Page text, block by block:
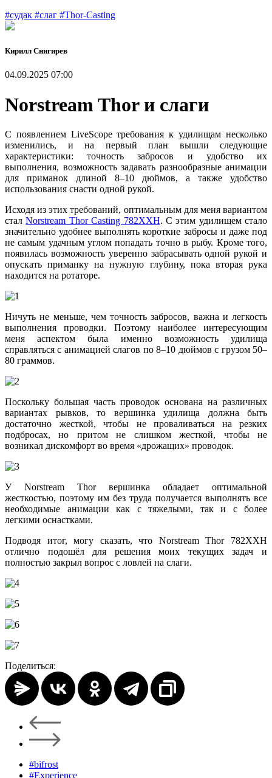
#судак #слаг #Thor-Casting
Кирилл Снигирев
04.09.2025 07:00
Norstream Thor и слаги
С появлением LiveScope требования к удилищам несколько
изменились, и на первый план вышли следующие
характеристики: точность забросов и удобство их
выполнения, возможность задавать разнообразные анимации
для приманок длиной 8–10 дюймов, а также удобство
использования снасти одной рукой.
Исходя из этих требований, оптимальным для меня вариантом
сталNorstream Thor Casting 782XXH. С этим удилищем стало
значительно удобнее выполнять короткие забросы и даже под
не самым удачным углом попадать точно в рыбу. Кроме того,
появилась возможность уверенно забрасывать одной рукой и
опускать приманку на нужную глубину, пока вторая рука
находится на ротаторе.
Ничуть не меньше, чем точность забросов, важна и легкость
выполнения проводки. Поэтому наиболее интересующим
меня аспектом была именно возможность удилища
справляться с анимацией слагов по 8–10 дюймов с грузом 50–
80 граммов.
Поскольку большая часть проводок основана на различных
вариантах рывков, то вершинка удилища должна быть
достаточно жесткой, чтобы не проваливаться на резких
подбросах, но притом не слишком жесткой, чтобы не
возникал дискомфорт во время «дрожащих» проводок.
У Norstream Thor вершинка обладает оптимальной
жесткостью, поэтому им без труда получается выполнять все
необходимые анимации как с тяжелыми, так и с более
легкими оснастками.
Подводя итог, могу сказать, что Norstream Thor 782XXH
отлично подошёл для решения моих текущих задач и
полностью закрыл вопрос с ловлей на слаги.
Поделиться:
#bifrost
#Experience